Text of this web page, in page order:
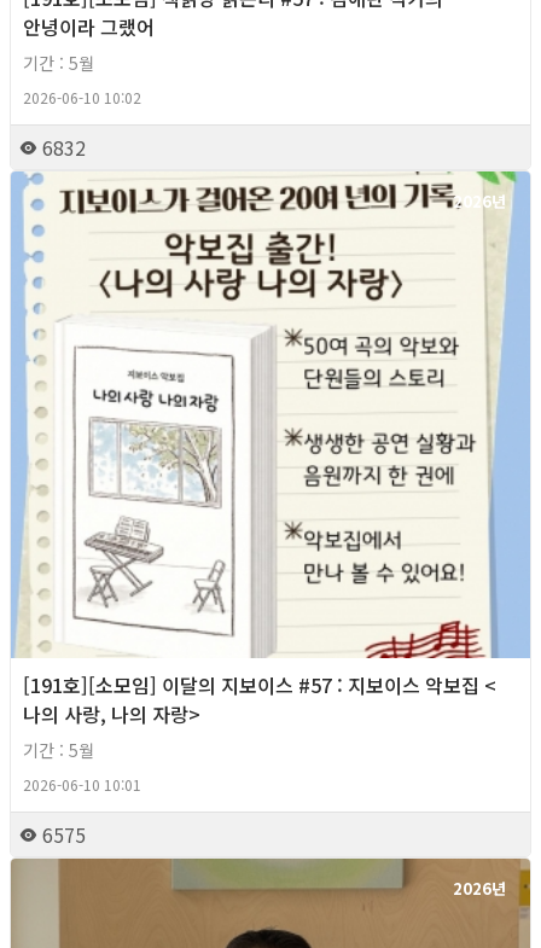
안녕이라 그랬어
기간 : 5월
2026-06-10 10:02
6832
2026년
[191호][소모임] 이달의 지보이스 #57 : 지보이스 악보집 <
나의 사랑, 나의 자랑>
기간 : 5월
2026-06-10 10:01
6575
2026년